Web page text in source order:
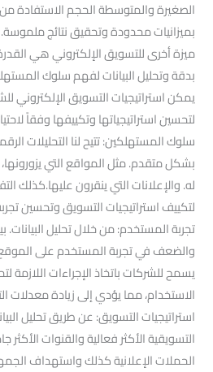
الصغيرة والمتوسطة الحجم الاستفادة
بميزانيات محدودة وتحقيق نتائج ملموسة.
ميزة أخرى للتسويق الإلكتروني هي
بدقة وتحليل البيانات لفهم سلوك
يمكن استراتيجيات التسويق الإلكتروني
سلوك المستهلكين: تتيح لنا التحليلات
بشكل متقدم. مثل المواقع التي
له. والإعلانات التي ينقرون عليها.كذلك
تجربة المستخدم: من خلال تحليل
والضعف في تجربة المستخدم على الموقع
يسمح للشركات باتخاذ الإجراءات
استراتيجيات التسويق: عن طريق تحليل
التسويقية الأكثر فعالية والقنوات
الحملات الإعلانية كذلك واستهداف